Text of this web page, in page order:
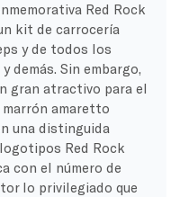
Red Rock
kit de carrocería
y de todos los
demás. Sin embargo,
gran atractivo para el
amaretto
una distinguida
Red Rock
con el número de
lo privilegiado que